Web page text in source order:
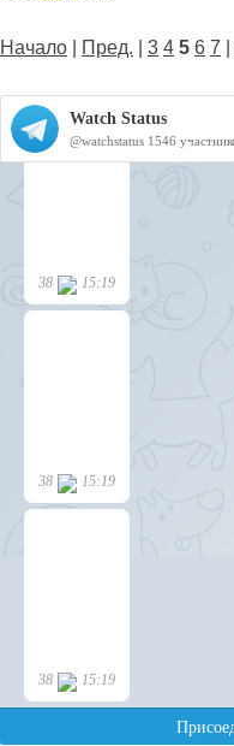
Начало Пред. 3 4 5 6 7